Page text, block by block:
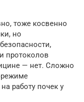
тоже косвенно
но
протоколов
— нет. Сложно
работу почек у